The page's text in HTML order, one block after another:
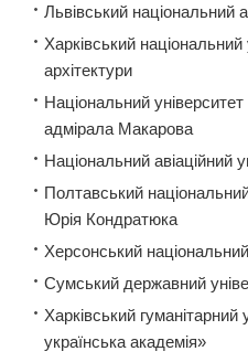
Львівський національний
Харківський
архітектури
Національний
адмірала Макарова
Національний авіаційний
Полтавський
Юрія Кондратюка
Херсонський
Сумський державний
Харківський
українська академія»